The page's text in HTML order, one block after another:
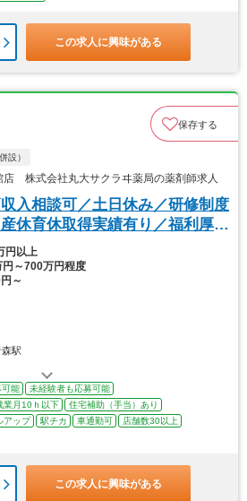
この求人に興味がある
保存する
設）
株式会社丸大サクラヰ薬局の薬剤師求人
収入相談可／土日休み／研修制度
休育休取得実績有り／福利厚生
円以上
円～700万円程度
～
駅
可能
未経験者も応募可能
業月10ｈ以下
住宅補助（手当）あり
アップ 駅チカ 車通勤可
店舗数30以上
この求人に興味がある